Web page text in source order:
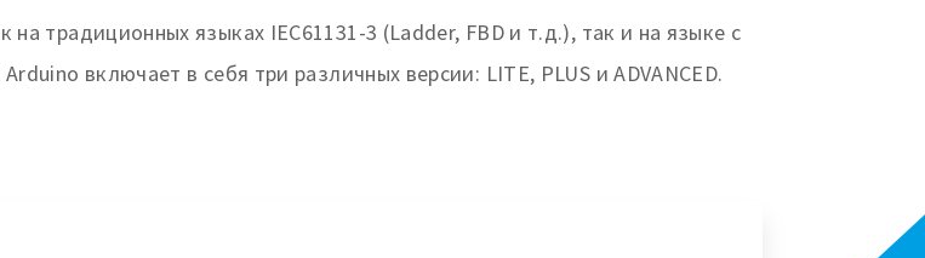
традиционных языках IEC61131-3 (Ladder, FBD и т.д.), так и на языке с
включает в себя три различных версии: LITE, PLUS и ADVANCED.